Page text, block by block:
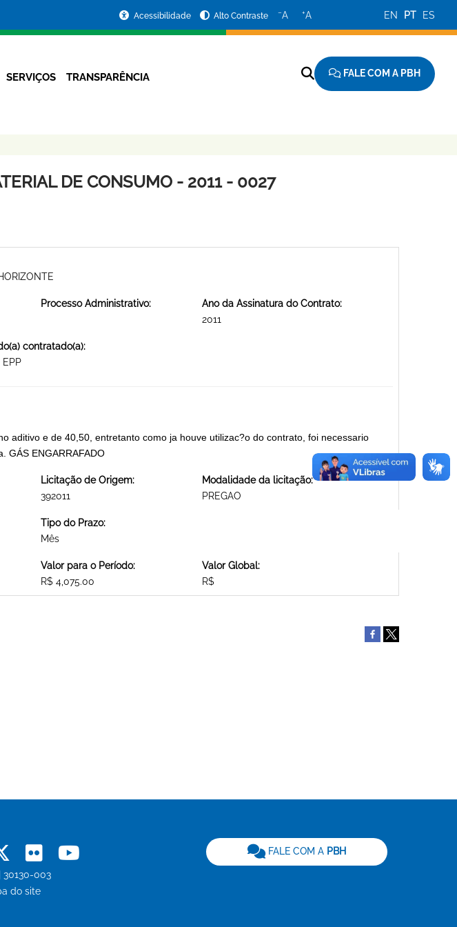
Acessibilidade Alto Contraste −A +A EN PT ES
SERVIÇOS TRANSPARÊNCIA FALE COM A PBH
DE CONSUMO - 2011 - 0027
Processo Administrativo:
Ano da Assinatura do Contrato:
2011
contratado(a):
EPP
aditivo e de 40,50, entretanto como ja houve utilizac?o do contrato, foi necessario
GÁS ENGARRAFADO
Licitação de Origem:
392011
Modalidade da licitação:
PREGAO
Tipo do Prazo:
Mês
Valor para o Período:
R$ 4,075.00
Valor Global:
R$
X Flickr
30130-003
do site
FALE COM A PBH